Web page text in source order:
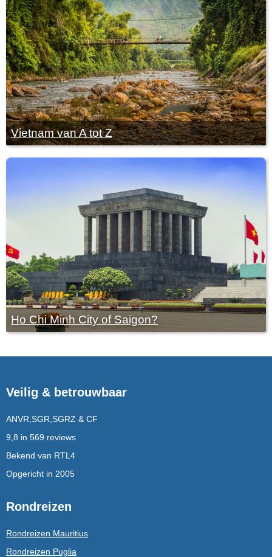
Vietnam van A tot Z
Ho Chi Minh City of Saigon?
Veilig & betrouwbaar
ANVR,SGR,SGRZ & CF
9,8 in 569 reviews
Bekend van RTL4
Opgericht in 2005
Rondreizen
Rondreizen Mauritius
Rondreizen Puglia